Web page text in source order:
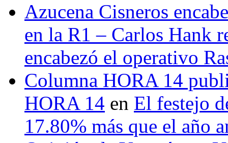
Azucena Cisneros
en la R1 – Carlos Hank
encabezó el operativo
Columna HORA 14
HORA 14 en El festejo
17.80% más que el año